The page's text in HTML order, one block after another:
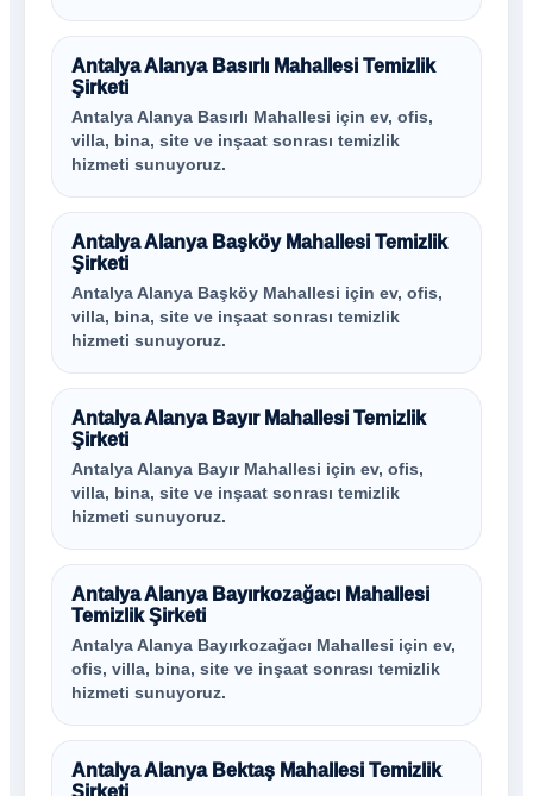
Antalya Alanya Basırlı Mahallesi Temizlik
Şirketi
Antalya Alanya Basırlı Mahallesi için ev, ofis,
villa, bina, site ve inşaat sonrası temizlik
hizmeti sunuyoruz.
Antalya Alanya Başköy Mahallesi Temizlik
Şirketi
Antalya Alanya Başköy Mahallesi için ev, ofis,
villa, bina, site ve inşaat sonrası temizlik
hizmeti sunuyoruz.
Antalya Alanya Bayır Mahallesi Temizlik
Şirketi
Antalya Alanya Bayır Mahallesi için ev, ofis,
villa, bina, site ve inşaat sonrası temizlik
hizmeti sunuyoruz.
Antalya Alanya Bayırkozağacı Mahallesi
Temizlik Şirketi
Antalya Alanya Bayırkozağacı Mahallesi için ev,
ofis, villa, bina, site ve inşaat sonrası temizlik
hizmeti sunuyoruz.
Antalya Alanya Bektaş Mahallesi Temizlik
Şirketi